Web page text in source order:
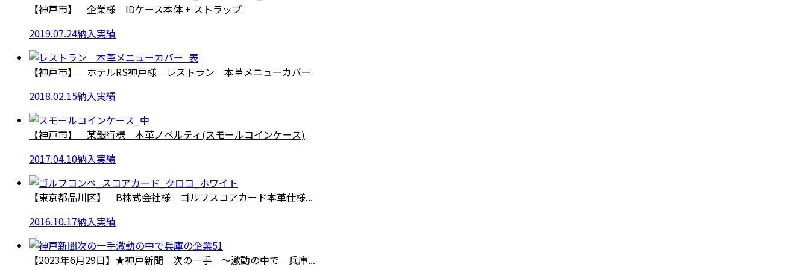
【神戸市】 企業様 IDケース本体 + ストラップ
2019.07.24納入実績
【神戸市】 ホテルRS神戸様 レストラン 本革メニューカバー
2018.02.15納入実績
【神戸市】 某銀行様 本革ノベルティ(スモールコインケース)
2017.04.10納入実績
【東京都品川区】 B株式会社様 ゴルフスコアカード本革仕様...
2016.10.17納入実績
【2023年6月29日】★神戸新聞 次の一手 ～激動の中で 兵庫...